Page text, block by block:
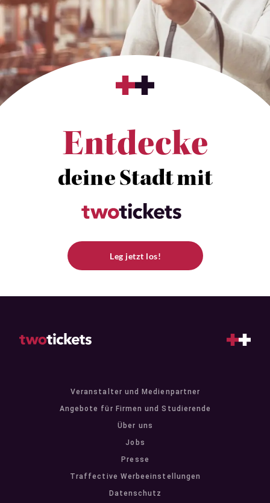
Entdecke
deine Stadt mit
Leg jetzt los!
Veranstalter und Medienpartner
Angebote für Firmen und Studierende
Über uns
Jobs
Presse
Traffective Werbeeinstellungen
Datenschutz